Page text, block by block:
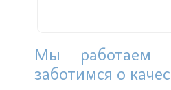
Мы
заботимся о